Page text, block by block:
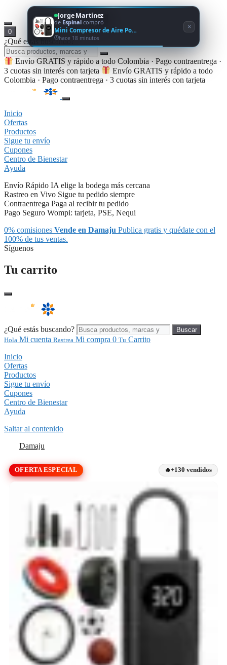
0
¿Qué estás buscando?
Envío GRATIS y rápido a todo Colombia · Pago contraentrega ·
3 cuotas sin interés con tarjeta
Envío GRATIS y rápido a todo
Colombia · Pago contraentrega · 3 cuotas sin interés con tarjeta
Inicio
Ofertas
Productos
Sigue tu envío
Cupones
Centro de Bienestar
Ayuda
Envío Rápido IA elige la bodega más cercana
Rastreo en Vivo Sigue tu pedido siempre
Contraentrega Paga al recibir tu pedido
Pago Seguro Wompi: tarjeta, PSE, Nequi
0% comisiones Vende en Damaju Publica gratis y quédate con el
100% de tus ventas.
Síguenos
Tu carrito
¿Qué estás buscando?
Buscar
Hola Mi cuenta Rastrea Mi compra 0 Tu Carrito
Inicio
Ofertas
Productos
Sigue tu envío
Cupones
Centro de Bienestar
Ayuda
Saltar al contenido
Damaju
OFERTA ESPECIAL +130 vendidos
Jorge Martínez
de Espinal compró
Mini Compresor de Aire Po…
hace 18 minutos
×